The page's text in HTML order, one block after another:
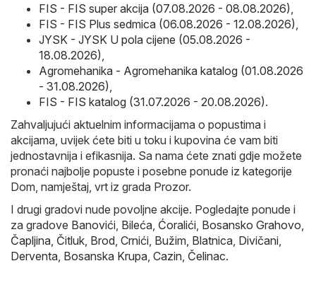
FIS - FIS super akcija (07.08.2026 - 08.08.2026)
FIS - FIS Plus sedmica (06.08.2026 - 12.08.2026)
JYSK - JYSK U pola cijene (05.08.2026 -
18.08.2026)
Agromehanika - Agromehanika katalog (01.08.2026
- 31.08.2026)
FIS - FIS katalog (31.07.2026 - 20.08.2026).
Zahvaljujući aktuelnim informacijama o popustima i
akcijama, uvijek ćete biti u toku i kupovina će vam biti
jednostavnija i efikasnija. Sa nama ćete znati gdje možete
pronaći najbolje popuste i posebne ponude iz kategorije
Dom, namještaj, vrt iz grada Prozor.
I drugi gradovi nude povoljne akcije. Pogledajte ponude i
za gradove Banovići Bileća Ćoralići Bosansko Grahovo
Čapljina Čitluk Brod Crnići Bužim Blatnica Divičani
Derventa Bosanska Krupa Cazin Čelinac.